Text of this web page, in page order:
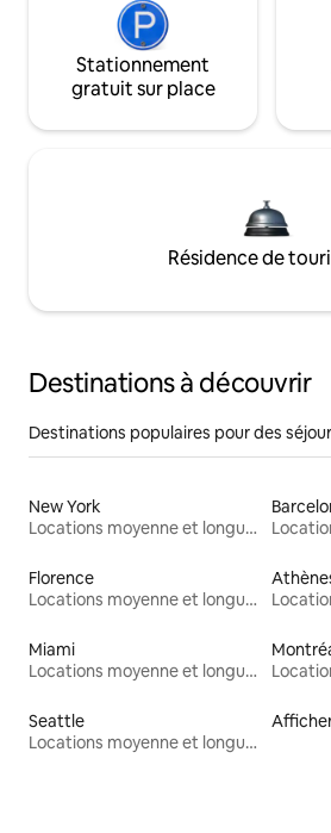
Stationnement
gratuit sur place
Résidence de
Destinations à découvrir
Destinations populaires pour des
New York
Locations moyenne et longue durée
Florence
Locations moyenne et longue durée
Miami
Locations moyenne et longue durée
Seattle
Locations moyenne et longue durée